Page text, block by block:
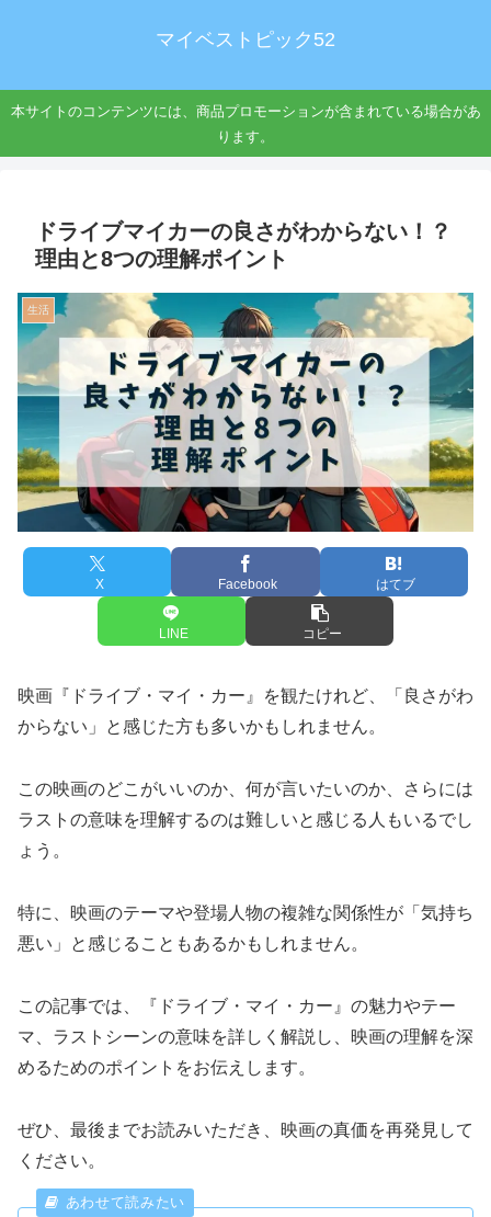
マイベストピック52
本サイトのコンテンツには、商品プロモーションが含まれている場合があ
ります。
ドライブマイカーの良さがわからない！？
理由と8つの理解ポイント
生活
X Facebook はてブ
LINE コピー
映画『ドライブ・マイ・カー』を観たけれど、「良さがわ
からない」と感じた方も多いかもしれません。
この映画のどこがいいのか、何が言いたいのか、さらには
ラストの意味を理解するのは難しいと感じる人もいるでし
ょう。
特に、映画のテーマや登場人物の複雑な関係性が「気持ち
悪い」と感じることもあるかもしれません。
この記事では、『ドライブ・マイ・カー』の魅力やテー
マ、ラストシーンの意味を詳しく解説し、映画の理解を深
めるためのポイントをお伝えします。
ぜひ、最後までお読みいただき、映画の真価を再発見して
ください。